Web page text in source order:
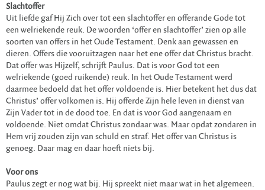
Slachtoffer
Uit liefde gaf Hij Zich over tot een slachtoffer en offerande Gode tot
een welriekende reuk. De woorden ‘offer en slachtoffer’ zien op alle
soorten van offers in het Oude Testament. Denk aan gewassen en
dieren. Offers die vooruitzagen naar het ene offer dat Christus bracht.
Dat offer was Hijzelf, schrijft Paulus. Dat is voor God tot een
welriekende (goed ruikende) reuk. In het Oude Testament werd
daarmee bedoeld dat het offer voldoende is. Hier betekent het dus dat
Christus’ offer volkomen is. Hij offerde Zijn hele leven in dienst van
Zijn Vader tot in de dood toe. En dat is voor God aangenaam en
voldoende. Niet omdat Christus zondaar was. Maar opdat zondaren in
Hem vrij zouden zijn van schuld en straf. Het offer van Christus is
genoeg. Daar mag en daar hoeft niets bij.
Voor ons
Paulus zegt er nog wat bij. Hij spreekt niet maar wat in het algemeen.